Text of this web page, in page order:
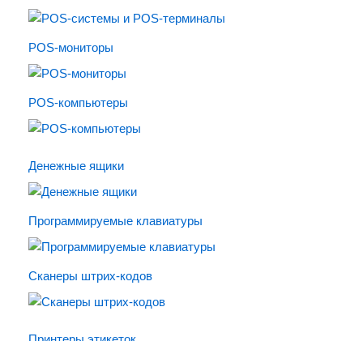
POS-мониторы
POS-компьютеры
Денежные ящики
Программируемые клавиатуры
Сканеры штрих-кодов